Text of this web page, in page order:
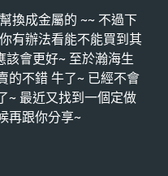
換成金屬的 ~~ 不過下
有辦法看能不能買到其
該會更好~ 至於瀚海生
的不錯 牛了~ 已經不會
~ 最近又找到一個定做
再跟你分享~